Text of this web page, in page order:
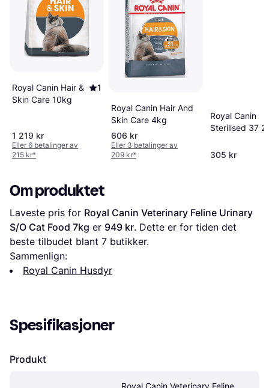
Royal Canin Hair &
Skin Care 10kg
1
1 219 kr
Eller 6 betalinger av
215 kr*
Royal Canin Hair And
Skin Care 4kg
606 kr
Eller 3 betalinger av
209 kr*
Royal Canin
Sterilised 37
305 kr
Om produktet
Laveste pris for Royal Canin Veterinary Feline Urinary
S/O Cat Food 7kg er 949 kr. Dette er for tiden det
beste tilbudet blant 7 butikker.
Sammenlign:
Royal Canin Husdyr
Spesifikasjoner
Produkt
Royal Canin Veterinary Feline